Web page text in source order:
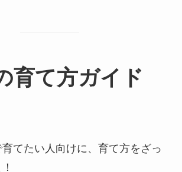
育て方ガイド
てたい人向けに、育て方をざっ